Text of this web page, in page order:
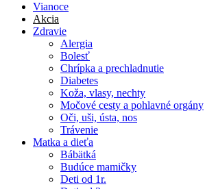
Vianoce
Akcia
Zdravie
Alergia
Bolesť
Chrípka a prechladnutie
Diabetes
Koža, vlasy, nechty
Močové cesty a pohlavné orgány
Oči, uši, ústa, nos
Trávenie
Matka a dieťa
Bábätká
Budúce mamičky
Deti od 1r.